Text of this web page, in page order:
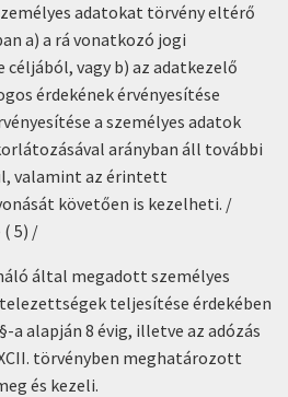
adatokat törvény eltérő
a) a rá vonatkozó jogi
vagy b) az adatkezelő
érdekének érvényesítése
a személyes adatok
arányban áll további
valamint az érintett
követően is kezelheti. /
( 5) /
által megadott személyes
teljesítése érdekében
a alapján 8 évig, illetve az adózás
törvényben meghatározott
és kezeli.